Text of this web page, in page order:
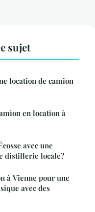
sujet
location de camion
en location à
avec une
distillerie locale?
à Vienne pour une
avec des